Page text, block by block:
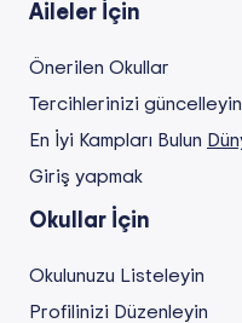
Aileler İçin
Önerilen Okullar
Tercihlerinizi güncelleyin
En İyi Kampları Bulun
Giriş yapmak
Okullar İçin
Okulunuzu Listeleyin
Profilinizi Düzenleyin